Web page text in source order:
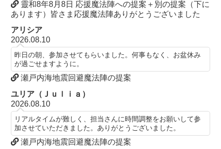
靈和8年8月8日 応援魔法陣への提案＋別の提案（下に
あります）皆さま応援魔法陣ありがとうございました
アリシア
2026.08.10
昨日の朝、参加させてもらいました。何事もなく、お盆休み
が過ごせますように。
瀬戸内海地震回避魔法陣の提案
ユリア（Ｊｕｌｉａ）
2026.08.10
リアルタイムが難しく、担当さんに時間調整をお願いして参
加させていただきました。ありがとうございました。
瀬戸内海地震回避魔法陣の提案